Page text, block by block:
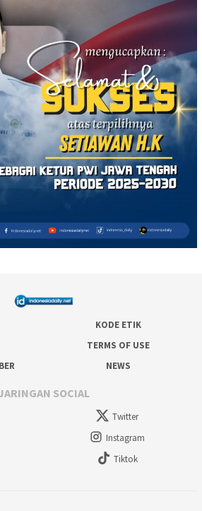
KODE ETIK
TERMS OF USE
NEWS
SOCIAL
Twitter
Instagram
Tiktok